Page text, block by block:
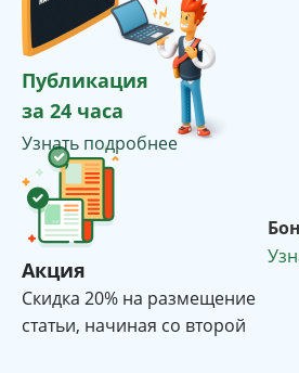
Публикация
за 24 часа
Узнать подробнее
Акция
Cкидка 20% на размещение
статьи, начиная со второй